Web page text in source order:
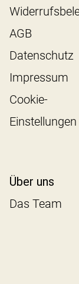
AGB
Datenschutz
Impressum
Cookie-
Einstellungen
Über uns
Das Team